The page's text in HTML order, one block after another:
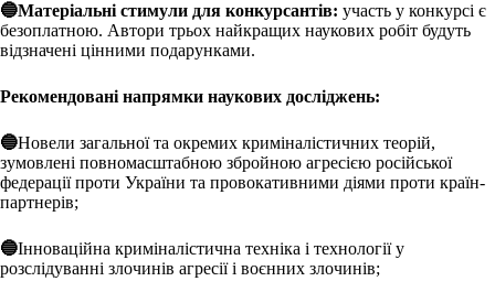
🔵Матеріальні стимули для конкурсантів: участь у конкурсі є
безоплатною. Автори трьох найкращих наукових робіт будуть
відзначені цінними подарунками.
Рекомендовані напрямки наукових досліджень:
🔵Новели загальної та окремих криміналістичних теорій,
зумовлені повномасштабною збройною агресією російської
федерації проти України та провокативними діями проти країн-
партнерів;
🔵Інноваційна криміналістична техніка і технології у
розслідуванні злочинів агресії і воєнних злочинів;